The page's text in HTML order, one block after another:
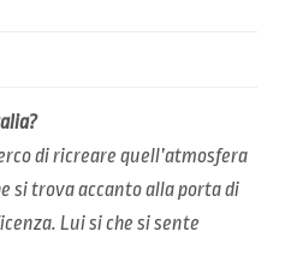
di ricreare quell’atmosfera
si trova accanto alla porta di
Lui si che si sente